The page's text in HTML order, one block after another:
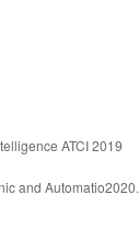
ATCI 2019
and Automatio2020.